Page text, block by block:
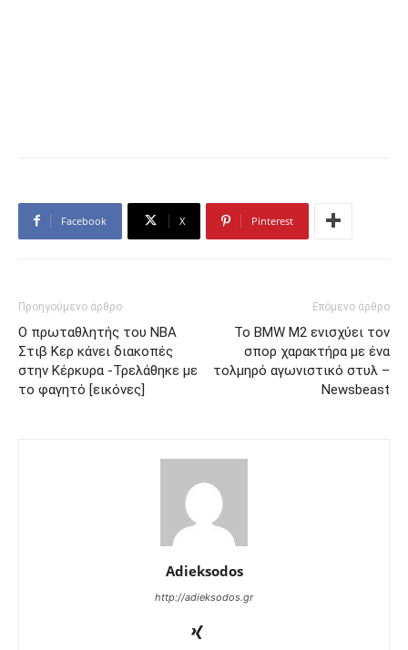
Facebook X Pinterest
Προηγούμενο άρθρο
Ο πρωταθλητής του NBA
Στιβ Κερ κάνει διακοπές
στην Κέρκυρα -Τρελάθηκε με
το φαγητό [εικόνες]
Επόμενο άρθρο
Το ΒΜW M2 ενισχύει τον
σπορ χαρακτήρα με ένα
τολμηρό αγωνιστικό στυλ –
Newsbeast
Adieksodos
http://adieksodos.gr